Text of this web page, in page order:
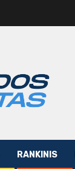
RANKINIS